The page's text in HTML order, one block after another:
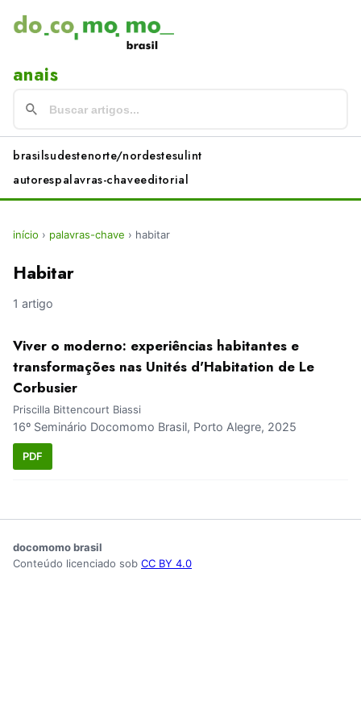
anais
brasilsudestenorte/nordestesulint
autorespalavras-chaveeditorial
início › palavras-chave › habitar
Habitar
1 artigo
Viver o moderno: experiências habitantes e
transformações nas Unités d'Habitation de Le
Corbusier
Priscilla Bittencourt Biassi
16º Seminário Docomomo Brasil, Porto Alegre, 2025
PDF
docomomo brasil
Conteúdo licenciado sob CC BY 4.0